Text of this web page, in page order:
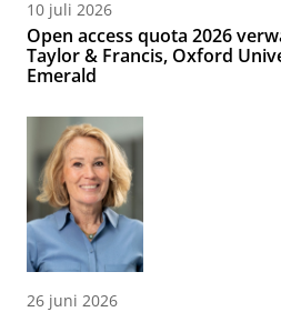
10 juli 2026
Open access quota 2026
Taylor & Francis, Oxford
Emerald
26 juni 2026